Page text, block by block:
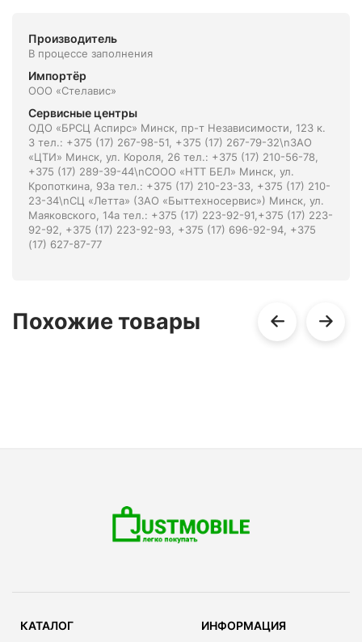
Производитель
В процессе заполнения
Импортёр
ООО «Стелавис»
Сервисные центры
ОДО «БРСЦ Аспирс» Минск, пр-т Независимости, 123 к.
3 тел.: +375 (17) 267-98-51, +375 (17) 267-79-32\nЗАО
«ЦТИ» Минск, ул. Короля, 26 тел.: +375 (17) 210-56-78,
+375 (17) 289-39-44\nСООО «НТТ БЕЛ» Минск, ул.
Кропоткина, 93а тел.: +375 (17) 210-23-33, +375 (17) 210-
23-34\nСЦ «Летта» (ЗАО «Быттехносервис») Минск, ул.
Маяковского, 14а тел.: +375 (17) 223-92-91,+375 (17) 223-
92-92, +375 (17) 223-92-93, +375 (17) 696-92-94, +375
(17) 627-87-77
Похожие товары
КАТАЛОГ ИНФОРМАЦИЯ